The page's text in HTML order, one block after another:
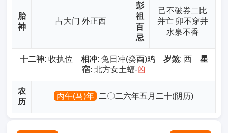
胎
神
占大门 外正西
彭
祖
百
忌
己不破券二比
并亡 卯不穿井
水泉不香
十二神: 收执位 相冲: 兔日冲(癸酉)鸡 岁煞: 西 星
宿: 北方女土蝠-凶
农
历
丙午(马)年 二〇二六年五月二十(阴历)